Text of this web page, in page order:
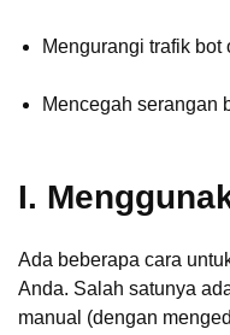
Mengurangi trafik bot
Mencegah serangan
I.
Ada beberapa cara
Anda. Salah satunya
manual (dengan